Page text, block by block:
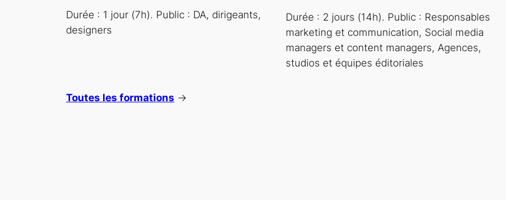
Durée : 1 jour (7h). Public : DA, dirigeants,
designers
Durée : 2 jours (14h). Public : Responsables
marketing et communication, Social media
managers et content managers, Agences,
studios et équipes éditoriales
Toutes les formations →